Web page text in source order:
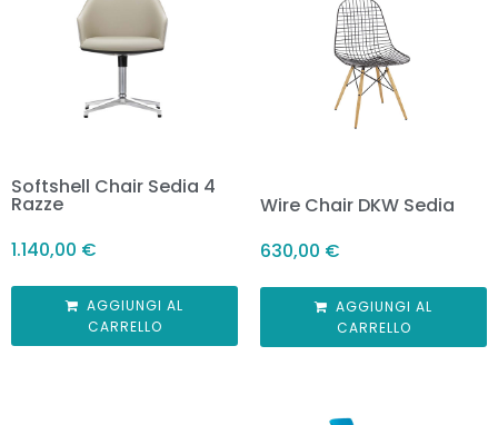
Softshell Chair Sedia 4
Razze
1.140,00 €
AGGIUNGI AL
CARRELLO
Wire Chair DKW Sedia
630,00 €
AGGIUNGI AL
CARRELLO